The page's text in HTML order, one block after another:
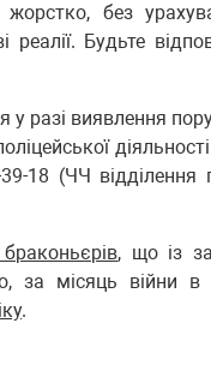
жорстко, без
Будьте
разі виявлення
18 (ЧЧ відділення
, що із
за місяць війни в
.